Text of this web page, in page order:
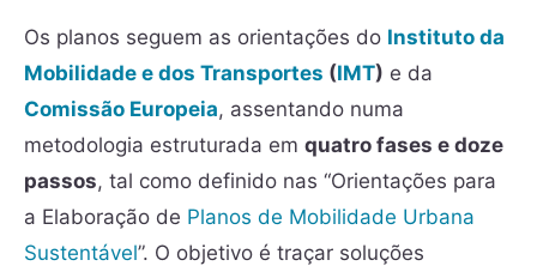
Os planos seguem as orientações do Instituto da
Mobilidade e dos Transportes (IMT) e da
Comissão Europeia, assentando numa
metodologia estruturada em quatro fases e doze
passos, tal como definido nas “Orientações para
a Elaboração de Planos de Mobilidade Urbana
Sustentável”. O objetivo é traçar soluções